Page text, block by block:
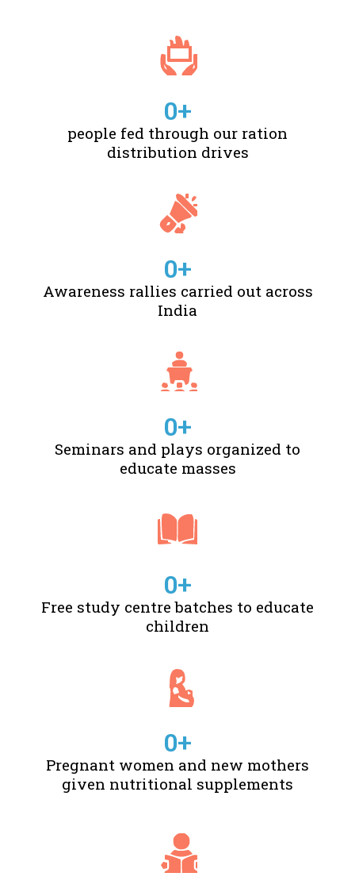
people fed through our ration
distribution drives
0+
Awareness rallies carried out across
India
0+
Seminars and plays organized to
educate masses
0+
Free study centre batches to educate
children
0+
Pregnant women and new mothers
given nutritional supplements
0+